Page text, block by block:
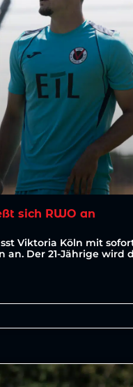
sich RWO an
Viktoria Köln mit
an. Der 21-Jährige wird